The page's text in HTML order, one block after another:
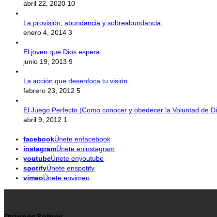
abril 22, 2020 10
La provisión, abundancia y sobreabundancia.
enero 4, 2014 3
El joven que Dios espera
junio 19, 2013 9
La acción que desenfoca tu visión
febrero 23, 2012 5
El Juego Perfecto (Como conocer y obedecer la Voluntad de
abril 9, 2012 1
facebookÚnete enfacebook
instagramÚnete eninstagram
youtubeÚnete enyoutube
spotifyÚnete enspotify
vimeoÚnete envimeo